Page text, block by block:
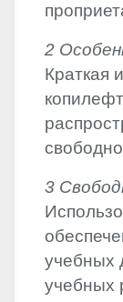
2
Краткая
3
учебных
учебных